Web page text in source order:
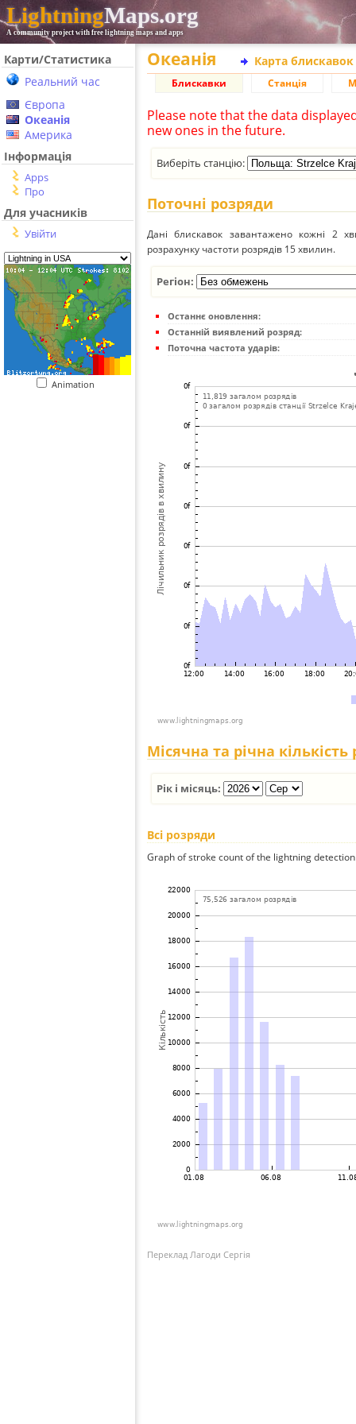
LightningMaps.org
A community project with free lightning maps and apps
Карти/Статистика
Реальний час
Європа
Океанія
Америка
Інформація
Apps
Про
Для учасників
Увійти
Animation
Океанія Карта
Блискавки Станція
Please note that the data
new ones in the future.
Виберіть станцію:
Поточні розряди
Дані блискавок завантажено кожні 2
розрахунку частоти розрядів 15 хвилин.
Регіон:
Останнє оновлення:
Останній виявлений розряд:
Поточна частота ударів:
Місячна та річна кількість
Рік і місяць:
Всі розряди
Graph of stroke count of the lightning
Переклад Лагоди Сергія